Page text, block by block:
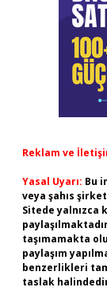
Reklam ve
Yasal Uyarı: Bu
veya şahıs
Sitede yalnızca
taşımamakta
paylaşım
benzerlikleri
taslak